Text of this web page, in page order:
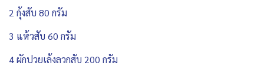
2 กุ้งสับ 80 กรัม
3 แห้วสับ 60 กรัม
4 ผักปวยเล้งลวกสับ 200 กรัม